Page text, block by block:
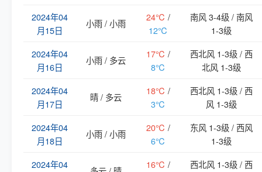
2024年04
月15日
小雨 / 小雨
24℃ /
12℃
南风 3-4级 / 南风
1-3级
2024年04
月16日
小雨 / 多云
17℃ /
8℃
西北风 1-3级 / 西
北风 1-3级
2024年04
月17日
晴 / 多云
18℃ /
3℃
西北风 1-3级 / 西
风 1-3级
2024年04
月18日
小雨 / 小雨
20℃ /
6℃
东风 1-3级 / 西风
1-3级
2024年04
16℃ /
西北风 1-3级 / 西